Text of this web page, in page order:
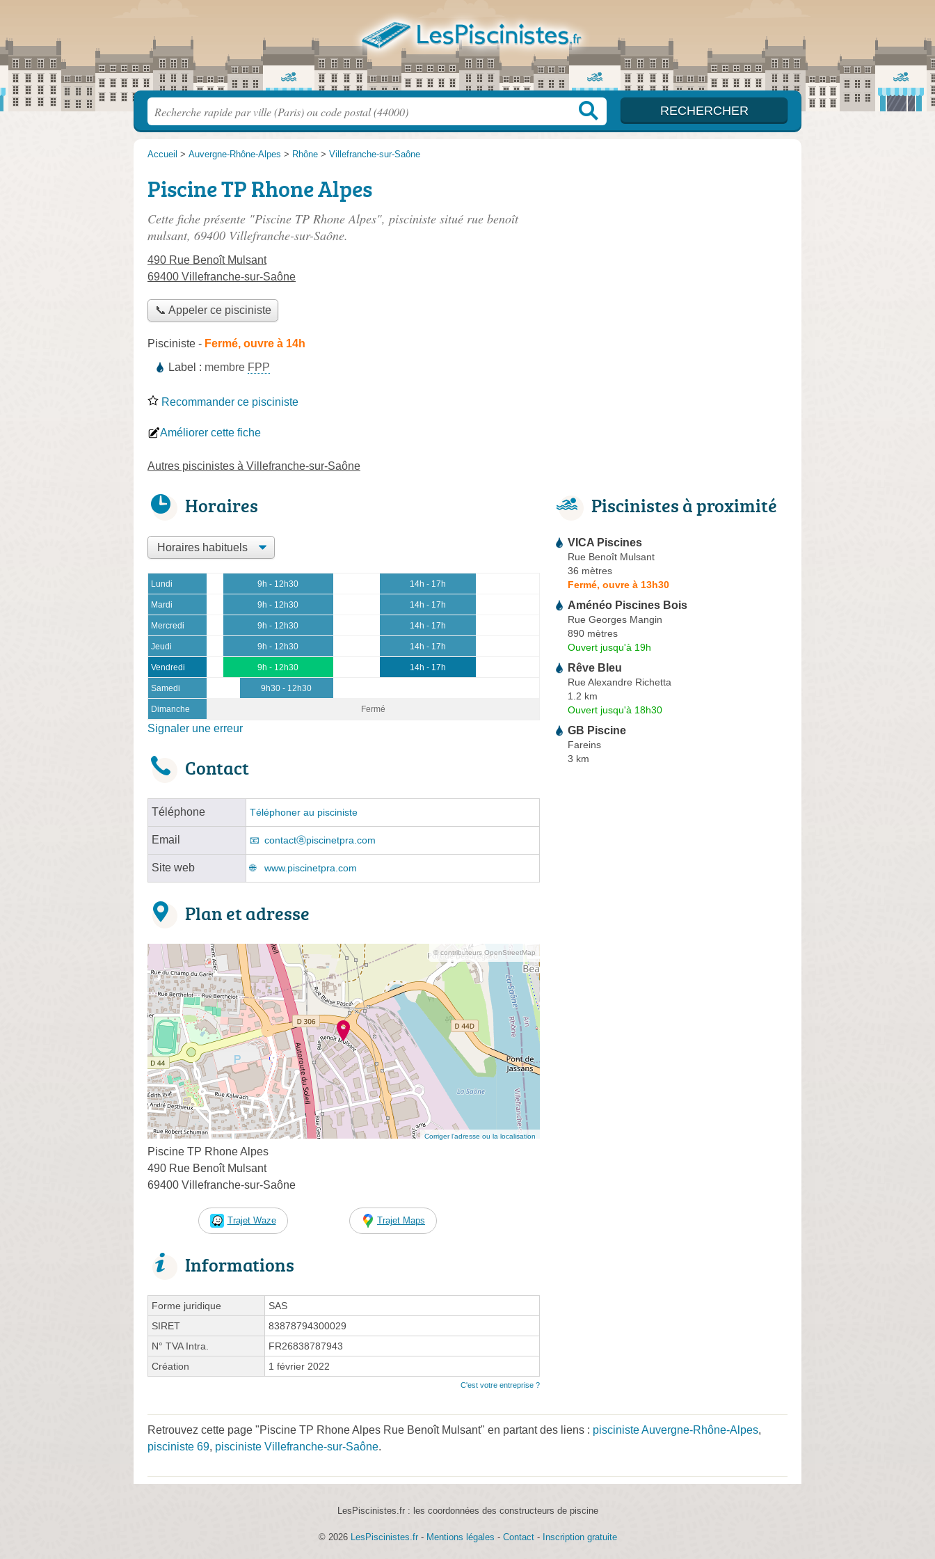
Accueil > Auvergne-Rhône-Alpes > Rhône > Villefranche-sur-Saône
Piscine TP Rhone Alpes
Cette fiche présente "Piscine TP Rhone Alpes", pisciniste situé rue benoît
mulsant, 69400 Villefranche-sur-Saône.
490 Rue Benoît Mulsant
69400 Villefranche-sur-Saône
📞 Appeler ce pisciniste
Pisciniste - Fermé, ouvre à 14h
Label : membre FPP
Recommander ce pisciniste
Améliorer cette fiche
Autres piscinistes à Villefranche-sur-Saône
Horaires
Lundi 9h - 12h30 14h - 17h
Mardi 9h - 12h30 14h - 17h
Mercredi 9h - 12h30 14h - 17h
Jeudi 9h - 12h30 14h - 17h
Vendredi 9h - 12h30 14h - 17h
Samedi 9h30 - 12h30
Dimanche Fermé
Signaler une erreur
Contact
Téléphone Téléphoner au pisciniste
Email contactⓐpiscinetpra.com
Site web www.piscinetpra.com
Plan et adresse
© contributeurs OpenStreetMap
Corriger l’adresse ou la localisation
Piscine TP Rhone Alpes
490 Rue Benoît Mulsant
69400 Villefranche-sur-Saône
Trajet Waze Trajet Maps
Informations
Forme juridique
SAS
SIRET
83878794300029
N° TVA Intra.
FR26838787943
Création
1 février 2022
C'est votre entreprise ?
Piscinistes à proximité
VICA Piscines
Rue Benoît Mulsant
36 mètres
Fermé, ouvre à 13h30
Aménéo Piscines Bois
Rue Georges Mangin
890 mètres
Ouvert jusqu'à 19h
Rêve Bleu
Rue Alexandre Richetta
1.2 km
Ouvert jusqu'à 18h30
GB Piscine
Fareins
3 km
Retrouvez cette page "Piscine TP Rhone Alpes Rue Benoît Mulsant" en partant des liens : pisciniste Auvergne-Rhône-Alpes,
pisciniste 69, pisciniste Villefranche-sur-Saône.
LesPiscinistes.fr : les coordonnées des constructeurs de piscine
© 2026 LesPiscinistes.fr - Mentions légales - Contact- Inscription gratuite